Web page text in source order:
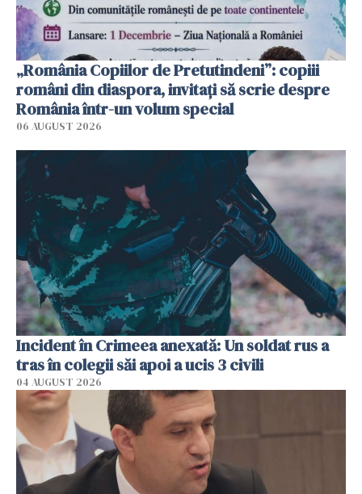
„România Copiilor de Pretutindeni”: copiii
români din diaspora, invitați să scrie despre
România într-un volum special
06 AUGUST 2026
Incident în Crimeea anexată: Un soldat rus a
tras în colegii săi apoi a ucis 3 civili
04 AUGUST 2026